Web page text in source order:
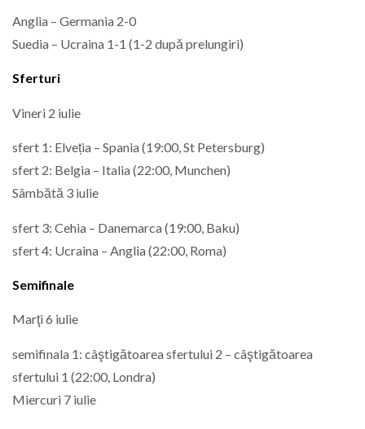
Anglia – Germania 2-0
Suedia – Ucraina 1-1 (1-2 după prelungiri)
Sferturi
Vineri 2 iulie
sfert 1: Elveția – Spania (19:00, St Petersburg)
sfert 2: Belgia – Italia (22:00, Munchen)
Sâmbătă 3 iulie
sfert 3: Cehia – Danemarca (19:00, Baku)
sfert 4: Ucraina – Anglia (22:00, Roma)
Semifinale
Marţi 6 iulie
semifinala 1: câştigătoarea sfertului 2 – câştigătoarea
sfertului 1 (22:00, Londra)
Miercuri 7 iulie